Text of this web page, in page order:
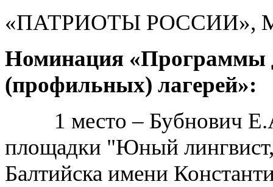
«ПАТРИОТЫ РОССИИ»,
Номинация «Программы
(профильных) лагерей»:
1 место – Бубнович
площадки "Юный
Балтийска имени